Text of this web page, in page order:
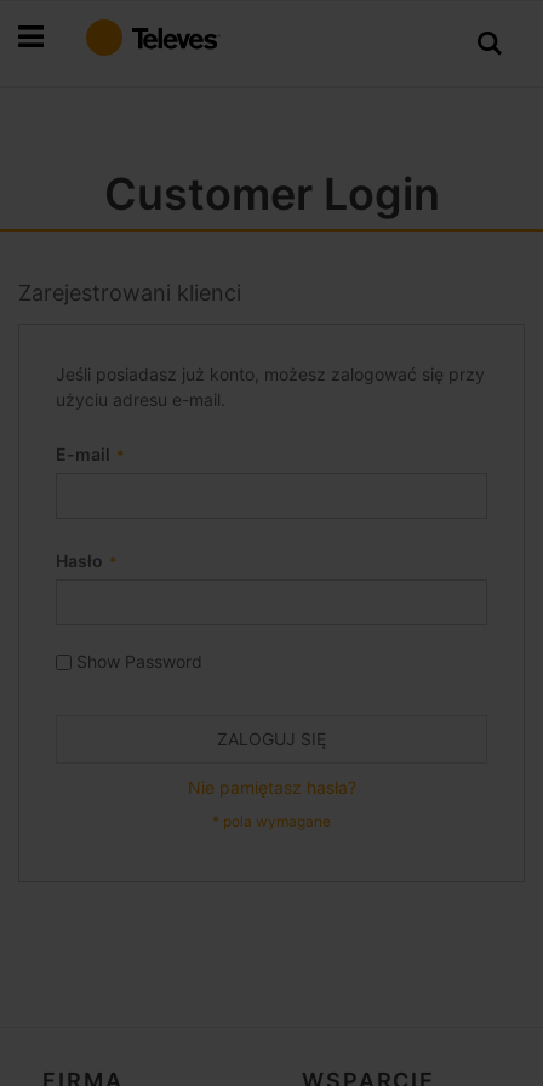
do
Customer Login
Zarejestrowani klienci
Jeśli posiadasz już konto, możesz zalogować się przy
użyciu adresu e-mail.
E-mail
Hasło
Show Password
ZALOGUJ SIĘ
Nie pamiętasz hasła?